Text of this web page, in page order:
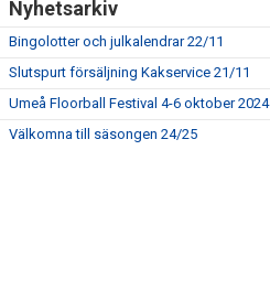
Nyhetsarkiv
Bingolotter och julkalendrar 22/11
Slutspurt försäljning Kakservice 21/11
Umeå Floorball Festival 4-6 oktober 2024
Välkomna till säsongen 24/25